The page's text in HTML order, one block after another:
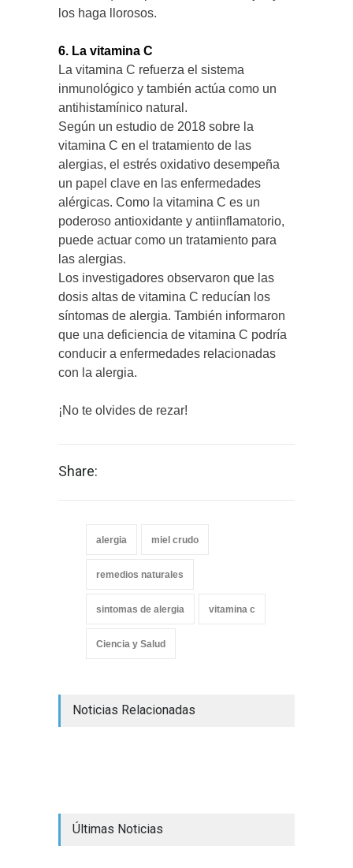
los haga llorosos.
6. La vitamina C
La vitamina C refuerza el sistema
inmunológico y también actúa como un
antihistamínico natural.
Según un estudio de 2018 sobre la
vitamina C en el tratamiento de las
alergias, el estrés oxidativo desempeña
un papel clave en las enfermedades
alérgicas. Como la vitamina C es un
poderoso antioxidante y antiinflamatorio,
puede actuar como un tratamiento para
las alergias.
Los investigadores observaron que las
dosis altas de vitamina C reducían los
síntomas de alergia. También informaron
que una deficiencia de vitamina C podría
conducir a enfermedades relacionadas
con la alergia.
¡No te olvides de rezar!
Share:
alergia miel crudo
remedios naturales
sintomas de alergia vitamina c
Ciencia y Salud
Noticias Relacionadas
Últimas Noticias